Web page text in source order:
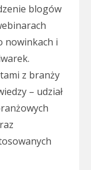
blogów
nowinkach i
z branży
– udział